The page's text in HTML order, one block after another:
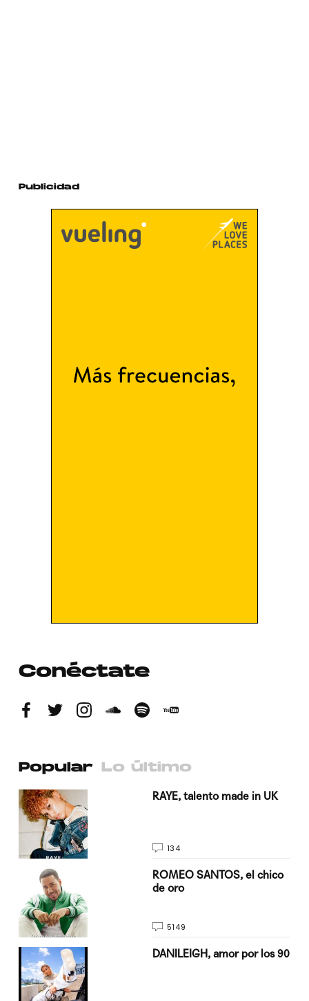
Publicidad
Conéctate
Popular Lo último
RAYE, talento made in UK
134
ROMEO SANTOS, el chico
de oro
5149
DANILEIGH, amor por los 90